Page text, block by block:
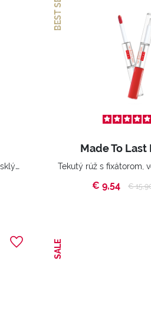
Kontúrovacia ceruzka na pery & lesklý rúž
Made To Last
€ 9,54
Price
€
SALE